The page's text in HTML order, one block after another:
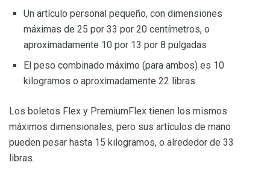
Un artículo personal pequeño, con dimensiones
máximas de 25 por 33 por 20 centímetros, o
aproximadamente 10 por 13 por 8 pulgadas
El peso combinado máximo (para ambos) es 10
kilogramos o aproximadamente 22 libras
Los boletos Flex y PremiumFlex tienen los mismos
máximos dimensionales, pero sus artículos de mano
pueden pesar hasta 15 kilogramos, o alrededor de 33
libras.